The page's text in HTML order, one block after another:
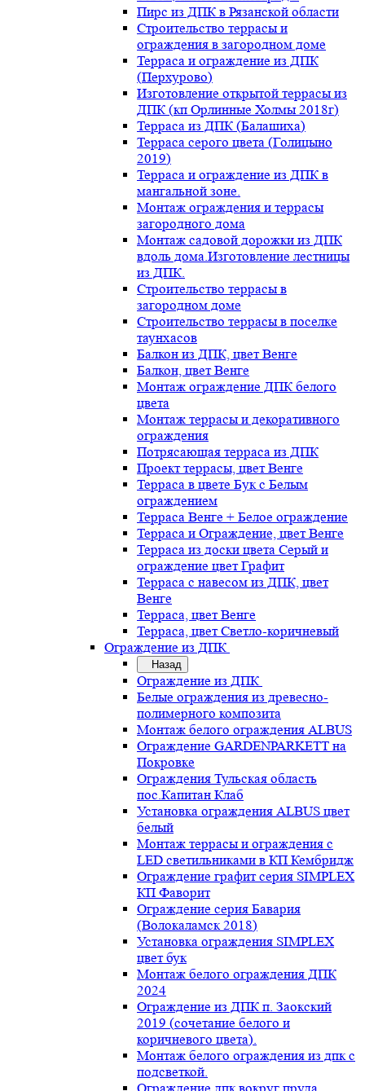
Пирс из ДПК в Рязанской области
Строительство террасы и
ограждения в загородном доме
Терраса и ограждение из ДПК
(Перхурово)
Изготовление открытой террасы из
ДПК (кп Орлинные Холмы 2018г)
Терраса из ДПК (Балашиха)
Терраса серого цвета (Голицыно
2019)
Терраса и ограждение из ДПК в
мангальной зоне.
Монтаж ограждения и террасы
загородного дома
Монтаж садовой дорожки из ДПК
вдоль дома.Изготовление лестницы
из ДПК.
Строительство террасы в
загородном доме
Строительство террасы в поселке
таунхасов
Балкон из ДПК, цвет Венге
Балкон, цвет Венге
Монтаж ограждение ДПК белого
цвета
Монтаж террасы и декоративного
ограждения
Потрясающая терраса из ДПК
Проект террасы, цвет Венге
Терраса в цвете Бук с Белым
ограждением
Терраса Венге + Белое ограждение
Терраса и Ограждение, цвет Венге
Терраса из доски цвета Серый и
ограждение цвет Графит
Терраса с навесом из ДПК, цвет
Венге
Терраса, цвет Венге
Терраса, цвет Светло-коричневый
Ограждение из ДПК
Назад
Ограждение из ДПК
Белые ограждения из древесно-
полимерного композита
Монтаж белого ограждения ALBUS
Ограждение GARDENPARKETT на
Покровке
Ограждения Тульская область
пос.Капитан Клаб
Установка ограждения ALBUS цвет
белый
Монтаж террасы и ограждения с
LED светильниками в КП Кембридж
Ограждение графит серия SIMPLEX
КП Фаворит
Ограждение серия Бавария
(Волокаламск 2018)
Установка ограждения SIMPLEX
цвет бук
Монтаж белого ограждения ДПК
2024
Ограждение из ДПК п. Заокский
2019 (сочетание белого и
коричневого цвета).
Монтаж белого ограждения из дпк с
подсветкой.